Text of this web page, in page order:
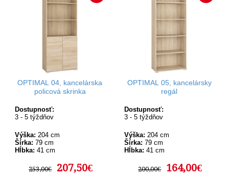
OPTIMAL 04, kancelárska
policová skrinka
Dostupnosť:
3 - 5 týždňov
Výška: 204 cm
Šírka: 79 cm
Hĺbka: 41 cm
253,00€ 207,50€
OPTIMAL 05, kancelársky
regál
Dostupnosť:
3 - 5 týždňov
Výška: 204 cm
Šírka: 79 cm
Hĺbka: 41 cm
200,00€ 164,00€